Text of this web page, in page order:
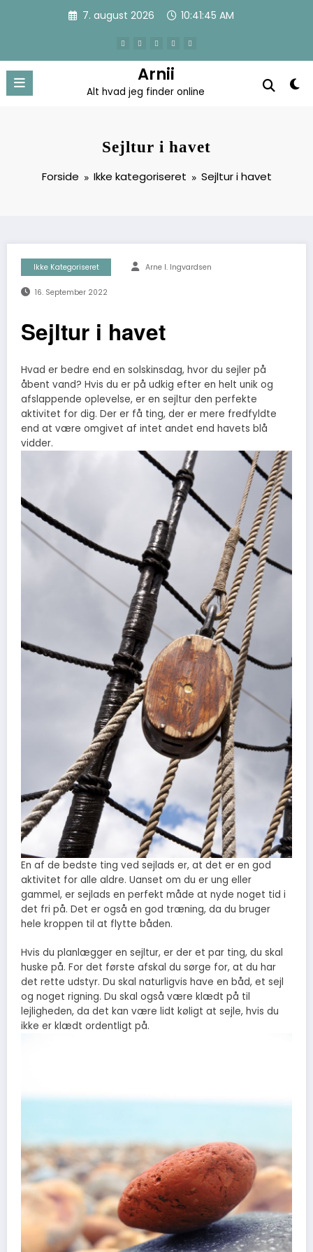
7. august 2026 10:41:46 AM
Arnii
Alt hvad jeg finder online
Sejltur i havet
Forside Ikke kategoriseret Sejltur i havet
Ikke Kategoriseret Arne I. Ingvardsen
16. September 2022
Sejltur i havet
Hvad er bedre end en solskinsdag, hvor du sejler på
åbent vand? Hvis du er på udkig efter en helt unik og
afslappende oplevelse, er en sejltur den perfekte
aktivitet for dig. Der er få ting, der er mere fredfyldte
end at være omgivet af intet andet end havets blå
vidder.
En af de bedste ting ved sejlads er, at det er en god
aktivitet for alle aldre. Uanset om du er ung eller
gammel, er sejlads en perfekt måde at nyde noget tid i
det fri på. Det er også en god træning, da du bruger
hele kroppen til at flytte båden.
Hvis du planlægger en sejltur, er der et par ting, du skal
huske på. For det første afskal du sørge for, at du har
det rette udstyr. Du skal naturligvis have en båd, et sejl
og noget rigning. Du skal også være klædt på til
lejligheden, da det kan være lidt køligt at sejle, hvis du
ikke er klædt ordentligt på.